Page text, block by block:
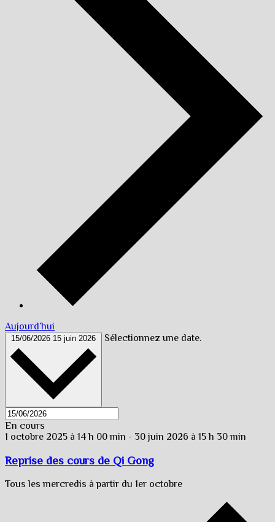
Aujourd’hui
15/06/2026 15 juin 2026 Sélectionnez une date.
En cours
1 octobre 2025 à 14 h 00 min - 30 juin 2026 à 15 h 30 min
Reprise des cours de Qi Gong
Tous les mercredis à partir du 1er octobre